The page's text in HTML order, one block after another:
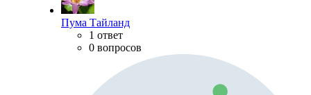
Пума Тайланд
1 ответ
0 вопросов